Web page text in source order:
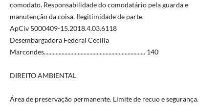
comodato. Responsabilidade do comodatário pela guarda e
manutenção da coisa. Ilegitimidade de parte.
ApCiv 5000409-15.2018.4.03.6118
Desembargadora Federal Cecília
Marcondes..................................................................... 140
DIREITO AMBIENTAL
Área de preservação permanente. Limite de recuo e segurança.